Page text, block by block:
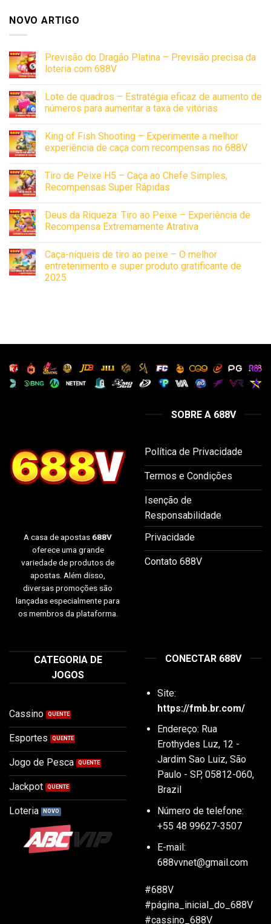
NOVO ARTIGO
Previsão do Dragão Platina – Previsão precisa da
loteria com 688V
Lote de quadros – Estratégia eficaz de aumento de
números para aumentar a taxa de vitórias
King of Fish Shooting – Experimente a melhor
experiência de caça com recompensas no 688V
Tiro de Peixe H5 – Caça ao Chefe Simples,
Recompensas Super Rápidas
Deus da Riqueza: Tiro ao Peixe – Experiência de
Recompensa Extremamente Atrativa
Caça-níqueis de tiro ao peixe – O melhor
entretenimento e super produto gratificante de
2025
A casa de apostas 688V
oferece uma grande
variedade de produtos de
apostas. Além disso,
diversas promoções são
lançadas especialmente para
os membros da plataforma.
SOBRE A 688V
Política de Privacidade
Termos e Condições
Isenção de
Responsabilidade
Privacidade
Contato 688V
CATEGORIA DE
JOGOS
Cassino
Esportes
Jogo de Pesca
Jackpot
Loteria
CONECTAR 688V
Site:
https://fmb.br.com/
Endereço: Rua
Erothydes Luz, 12 -
Jardim Sao Luiz, São
Paulo - SP, 05812-060,
Brazil
Número de telefone:
+55 48 99627-3507
E-mail:
688vvnet@gmail.com
#688V
#página_inicial_do_688V
#cassino_688V